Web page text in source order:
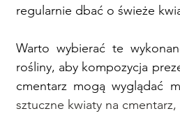
regularnie dbać o świeże
Warto wybierać te
rośliny, aby kompozycja
cmentarz mogą wyglądać
sztuczne kwiaty na